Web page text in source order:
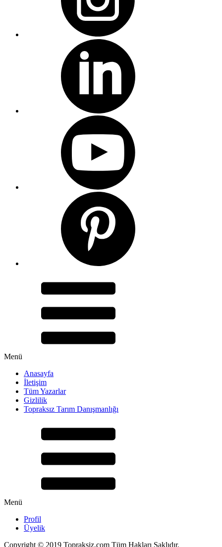
Menü
Anasayfa
İletişim
Tüm Yazarlar
Gizlilik
Topraksız Tarım Danışmanlığı
Menü
Profil
Üyelik
Copyright © 2019 Topraksiz.com Tüm Hakları Saklıdır.